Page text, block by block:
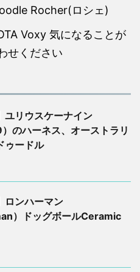
Rocher(ロシェ)
Voxy 気になることが
せください
ユリウスケーナイン
のハーネス、オーストラリ
ゥードル
ロンハーマン
）ドッグボールCeramic